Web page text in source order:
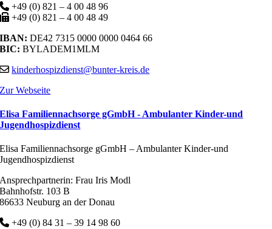
+49 (0) 821 – 4 00 48 96
+49 (0) 821 – 4 00 48 49
IBAN:DE42 7315 0000 0000 0464 66
BIC:BYLADEM1MLM
kinderhospizdienst@bunter-kreis.de
Zur Webseite
Elisa Familiennachsorge gGmbH - Ambulanter Kinder-und
Jugendhospizdienst
Elisa Familiennachsorge gGmbH – Ambulanter Kinder-und
Jugendhospizdienst
Ansprechpartnerin: Frau Iris Modl
Bahnhofstr. 103 B
86633 Neuburg an der Donau
+49 (0) 84 31 – 39 14 98 60